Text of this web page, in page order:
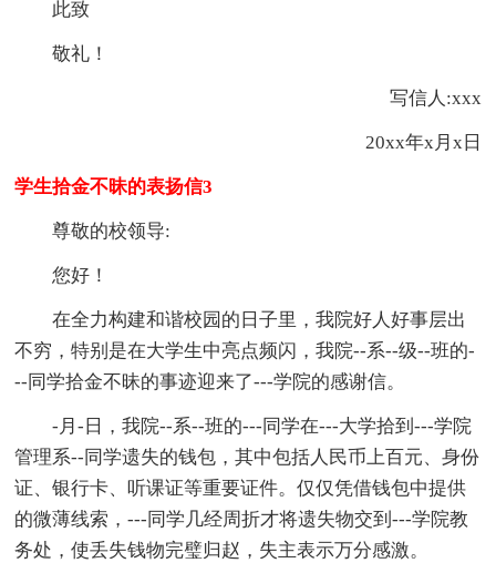
此致
敬礼！
写信人:xxx
20xx年x月x日
学生拾金不昧的表扬信3
尊敬的校领导:
您好！
在全力构建和谐校园的日子里，我院好人好事层出
不穷，特别是在大学生中亮点频闪，我院--系--级--班的-
--同学拾金不昧的事迹迎来了---学院的感谢信。
-月-日，我院--系--班的---同学在---大学拾到---学院
管理系--同学遗失的钱包，其中包括人民币上百元、身份
证、银行卡、听课证等重要证件。仅仅凭借钱包中提供
的微薄线索，---同学几经周折才将遗失物交到---学院教
务处，使丢失钱物完璧归赵，失主表示万分感激。